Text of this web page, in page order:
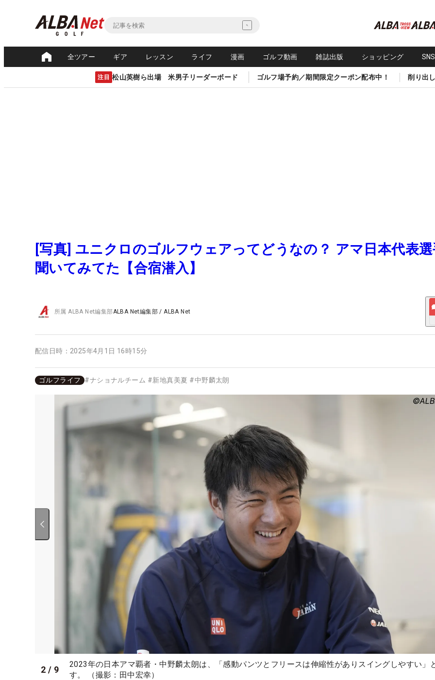
全ツアー ギア レッスン ライフ 漫画 ゴルフ動画 雑誌出版 ショッピング
注目 松山英樹ら出場 米男子リーダーボード ゴルフ場予約／期間限定クーポン配布中！ 削り出
[写真] ユニクロのゴルフウェアってどうなの？ アマ日本代表
聞いてみてた【合宿潜入】
所属ALBA Net編集部ALBA Net編集部 /ALBA Net
配信日時： 2025年4月1日 16時15分
ゴルフライフ #ナショナルチーム #新地真美夏 #中野麟太朗
2 / 9
2023年の日本アマ覇者・中野麟太朗は、「感動パンツとフリースは伸縮性がありスイングしやすい」
す。 （撮影：田中宏幸）